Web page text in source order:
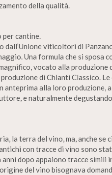
della qualità.
per cantine.
viticoltori di
Una formula che si sposa
vocato alla produzione
di Chianti Classico.
anteprima alla loro produzione,
e naturalmente
la terra del vino, ma, anche se
con tracce di vino sono
dopo appaiono tracce simili
del vino bisognava